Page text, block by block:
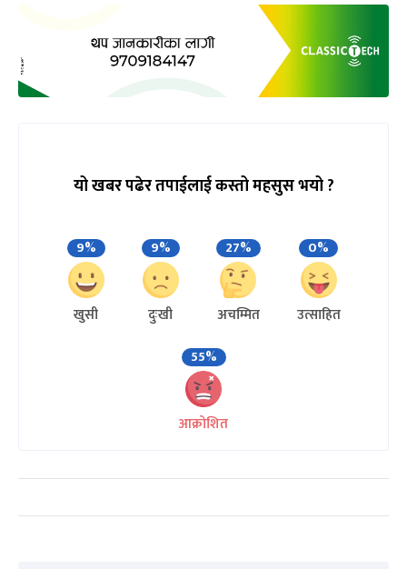
यो खबर पढेर तपाईलाई कस्तो महसुस भयो ?
9%
खुसी
9%
दुःखी
27%
अचम्मित
0%
उत्साहित
55%
आक्रोशित